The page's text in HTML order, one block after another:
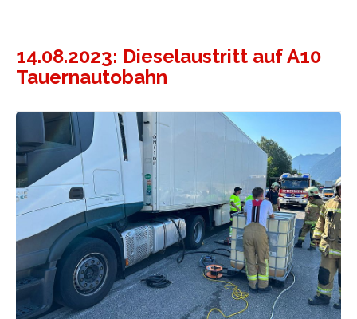
14.08.2023: Dieselaustritt auf A10
Tauernautobahn